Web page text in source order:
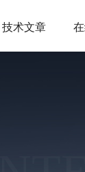
技术文章